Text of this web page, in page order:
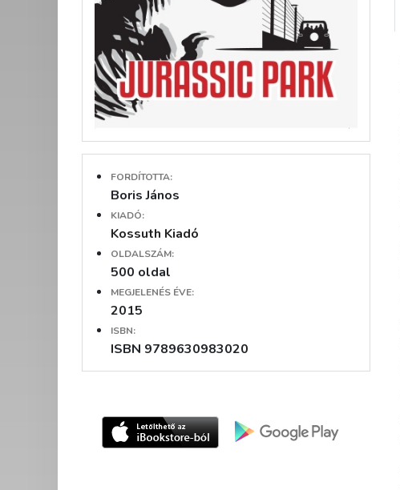
FORDÍTOTTA:
Boris János
KIADÓ:
Kossuth Kiadó
OLDALSZÁM:
500 oldal
MEGJELENÉS ÉVE:
2015
ISBN:
ISBN 9789630983020